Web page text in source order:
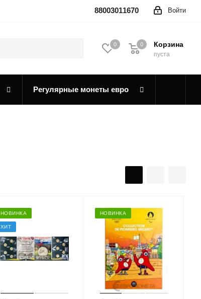
Войти
88003011670
0 Корзина
0
пуста
0
Регулярные монеты евро
НОВИНКА
ХИТ
НОВИНКА